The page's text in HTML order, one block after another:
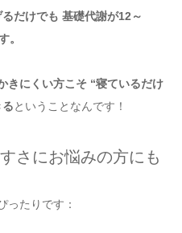
だけでも 基礎代謝が12～
。
きにくい方こそ “寝ているだけ
ということなんです！
さにお悩みの方にも
ったりです：